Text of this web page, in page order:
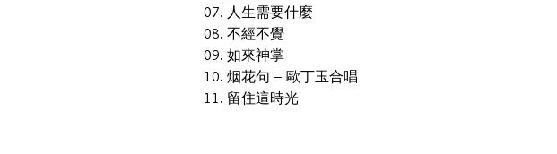
07. 人生需要什麼
08. 不經不覺
09. 如來神掌
10. 烟花句 – 歐丁玉合唱
11. 留住這時光